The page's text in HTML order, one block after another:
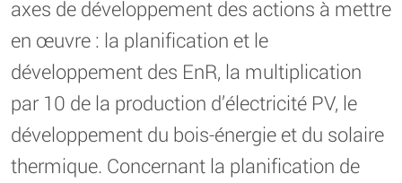
axes de développement des actions à mettre
en œuvre : la planification et le
développement des EnR, la multiplication
par 10 de la production d’électricité PV, le
développement du bois-énergie et du solaire
thermique. Concernant la planification de